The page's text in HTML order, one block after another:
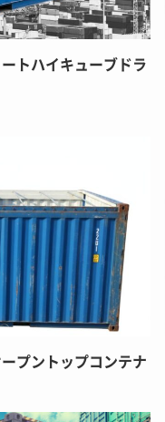
トハイキューブドラ
プントップコンテナ